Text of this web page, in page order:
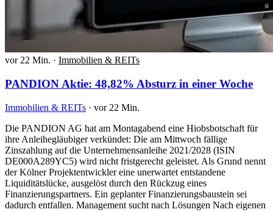
vor 22 Min. · Immobilien & REITs
PANDION Aktie: 48,82% Absturz in einer Woche
Immobilien & REITs · vor 22 Min.
Die PANDION AG hat am Montagabend eine Hiobsbotschaft für
ihre Anleihegläubiger verkündet: Die am Mittwoch fällige
Zinszahlung auf die Unternehmensanleihe 2021/2028 (ISIN
DE000A289YC5) wird nicht fristgerecht geleistet. Als Grund nennt
der Kölner Projektentwickler eine unerwartet entstandene
Liquiditätslücke, ausgelöst durch den Rückzug eines
Finanzierungspartners. Ein geplanter Finanzierungsbaustein sei
dadurch entfallen. Management sucht nach Lösungen Nach eigenen